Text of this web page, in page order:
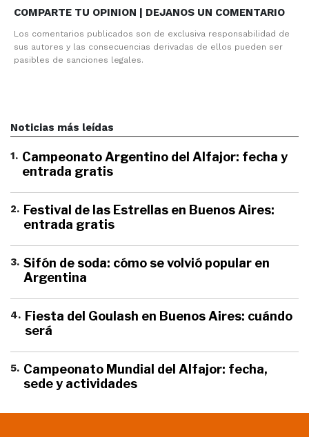
COMPARTE TU OPINION | DEJANOS UN COMENTARIO
Los comentarios publicados son de exclusiva responsabilidad de
sus autores y las consecuencias derivadas de ellos pueden ser
pasibles de sanciones legales.
Noticias más leídas
1. Campeonato Argentino del Alfajor: fecha y
entrada gratis
2. Festival de las Estrellas en Buenos Aires:
entrada gratis
3. Sifón de soda: cómo se volvió popular en
Argentina
4. Fiesta del Goulash en Buenos Aires: cuándo
será
5. Campeonato Mundial del Alfajor: fecha,
sede y actividades